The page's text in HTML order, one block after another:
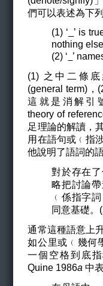
們可以表述為下
(1) ‘
’ is
nothing
(2) ‘ ’
(1) 之中二條
(general term)，
這就是消解引
theory of
足理論的解讀，
用在語句或﹙指
他說明了語詞的
對於存在
略把討論
﹙係指字
同意基礎。
通常這種語意上
如公里或﹙幾何
一個空格到底
Quine 1986a中